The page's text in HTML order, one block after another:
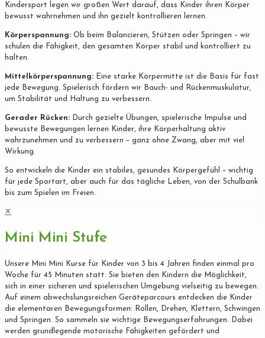
Kindersport legen wir großen Wert darauf, dass Kinder ihren Körper
bewusst wahrnehmen und ihn gezielt kontrollieren lernen.
Körperspannung: Ob beim Balancieren, Stützen oder Springen – wir
schulen die Fähigkeit, den gesamten Körper stabil und kontrolliert zu
halten.
Mittelkörperspannung: Eine starke Körpermitte ist die Basis für fast
jede Bewegung. Spielerisch fördern wir Bauch- und Rückenmuskulatur,
um Stabilität und Haltung zu verbessern.
Gerader Rücken: Durch gezielte Übungen, spielerische Impulse und
bewusste Bewegungen lernen Kinder, ihre Körperhaltung aktiv
wahrzunehmen und zu verbessern – ganz ohne Zwang, aber mit viel
Wirkung.
So entwickeln die Kinder ein stabiles, gesundes Körpergefühl – wichtig
für jede Sportart, aber auch für das tägliche Leben, von der Schulbank
bis zum Spielen im Freien.
✕
Mini Mini Stufe
Unsere Mini Mini Kurse für Kinder von 3 bis 4 Jahren finden einmal pro
Woche für 45 Minuten statt. Sie bieten den Kindern die Möglichkeit,
sich in einer sicheren und spielerischen Umgebung vielseitig zu bewegen.
Auf einem abwechslungsreichen Geräteparcours entdecken die Kinder
die elementaren Bewegungsformen: Rollen, Drehen, Klettern, Schwingen
und Springen. So sammeln sie wichtige Bewegungserfahrungen. Dabei
werden grundlegende motorische Fähigkeiten gefördert und